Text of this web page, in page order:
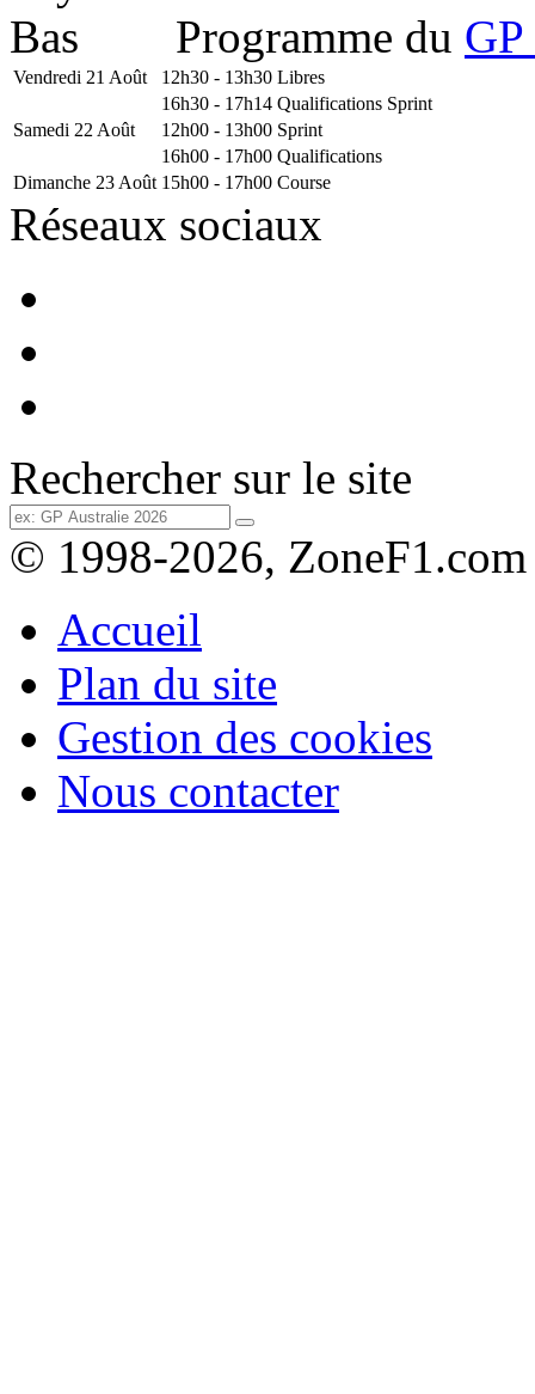
Programme du
Vendredi 21 Août 12h30 - 13h30 Libres
16h30 - 17h14 Qualifications Sprint
Samedi 22 Août
12h00 - 13h00 Sprint
16h00 - 17h00 Qualifications
Dimanche 23 Août 15h00 - 17h00 Course
Réseaux sociaux
Rechercher sur le site
© 1998-2026, ZoneF1.com
Accueil
Plan du site
Gestion des cookies
Nous contacter